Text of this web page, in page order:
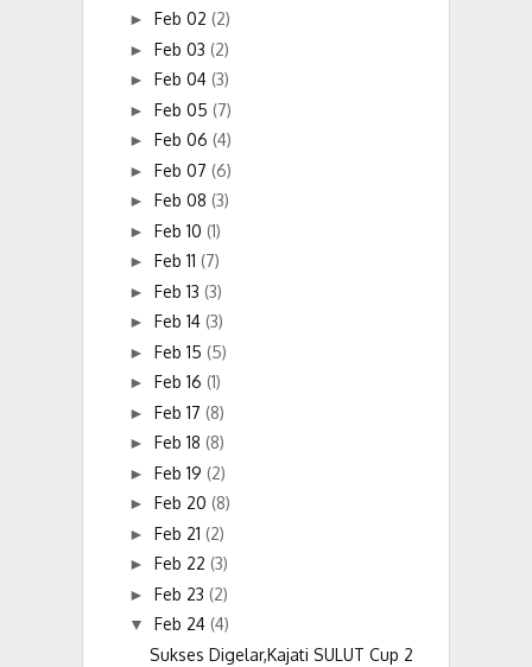
► Feb 02 (2)
► Feb 03 (2)
► Feb 04 (3)
► Feb 05 (7)
► Feb 06 (4)
► Feb 07 (6)
► Feb 08 (3)
► Feb 10 (1)
► Feb 11 (7)
► Feb 13 (3)
► Feb 14 (3)
► Feb 15 (5)
► Feb 16 (1)
► Feb 17 (8)
► Feb 18 (8)
► Feb 19 (2)
► Feb 20 (8)
► Feb 21 (2)
► Feb 22 (3)
► Feb 23 (2)
▼ Feb 24 (4)
Sukses Digelar,Kajati SULUT Cup 2